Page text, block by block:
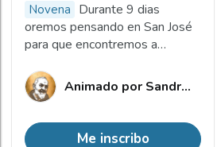
Novena Durante 9 dias
oremos pensando en San José
para que encontremos a
para agradecer al Señor por
habernos rodeado de una
Animado por Sandra
Me inscribo